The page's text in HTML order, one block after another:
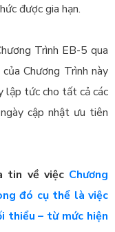
được gia hạn.
Trình EB-5 qua
Chương Trình này
lập tức cho tất cả các
cập nhật ưu tiên
tin về việc Chương
đó cụ thể là việc
thiểu – từ mức hiện